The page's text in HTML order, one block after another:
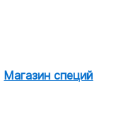
Магазин специй